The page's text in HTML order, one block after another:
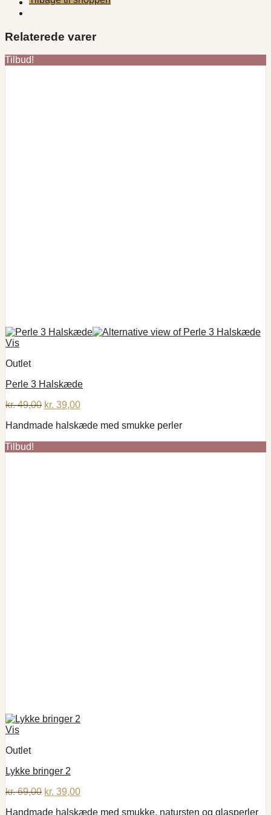
Relaterede varer
Tilbud!
Vis
Outlet
Perle 3 Halskæde
kr.49,00 Den
pris
kr. 39,00Den
pris
Handmade halskæde med smukke perler
Tilbud!
Vis
Outlet
Lykke bringer 2
kr.69,00 Den
kr. 39,00Den
Handmade halskæde med smukke, natursten og glasperler